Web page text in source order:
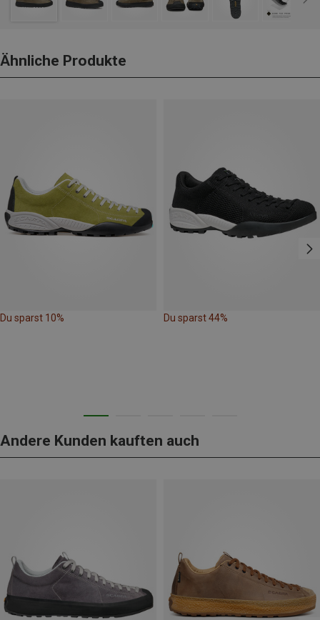
Ähnliche Produkte
Du sparst 10% Du sparst 44%
Andere Kunden kauften auch